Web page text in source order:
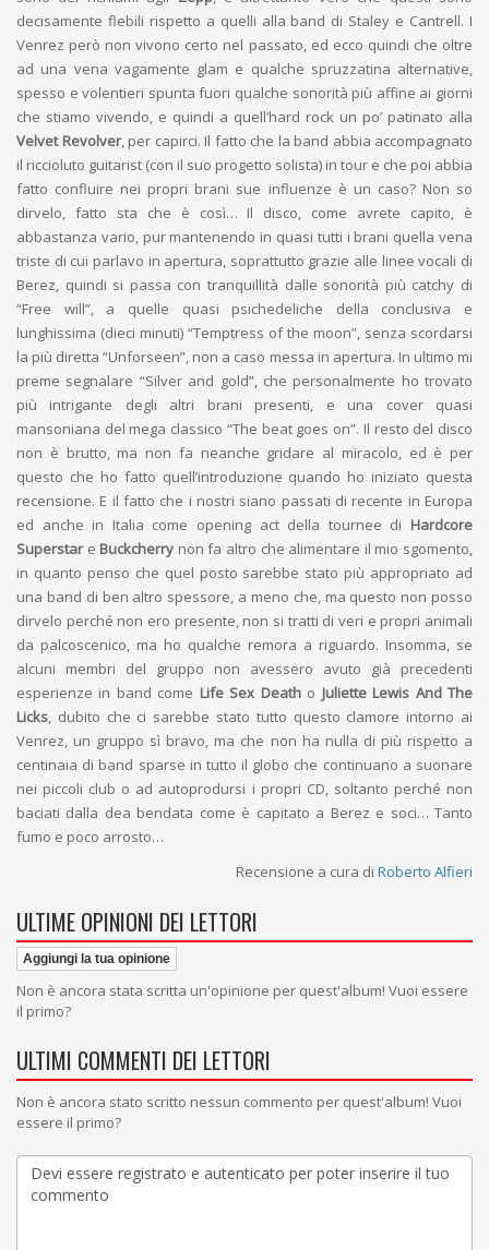
decisamente flebili rispetto a quelli alla band di Staley e Cantrell. I
Venrez però non vivono certo nel passato, ed ecco quindi che oltre
ad una vena vagamente glam e qualche spruzzatina alternative,
spesso e volentieri spunta fuori qualche sonorità più affine ai giorni
che stiamo vivendo, e quindi a quell’hard rock un po’ patinato alla
Velvet Revolver, per capirci. Il fatto che la band abbia accompagnato
il riccioluto guitarist (con il suo progetto solista) in tour e che poi abbia
fatto confluire nei propri brani sue influenze è un caso? Non so
dirvelo, fatto sta che è così… Il disco, come avrete capito, è
abbastanza vario, pur mantenendo in quasi tutti i brani quella vena
triste di cui parlavo in apertura, soprattutto grazie alle linee vocali di
Berez, quindi si passa con tranquillità dalle sonorità più catchy di
“Free will”, a quelle quasi psichedeliche della conclusiva e
lunghissima (dieci minuti) “Temptress of the moon”, senza scordarsi
la più diretta “Unforseen”, non a caso messa in apertura. In ultimo mi
preme segnalare “Silver and gold”, che personalmente ho trovato
più intrigante degli altri brani presenti, e una cover quasi
mansoniana del mega classico “The beat goes on”. Il resto del disco
non è brutto, ma non fa neanche gridare al miracolo, ed è per
questo che ho fatto quell’introduzione quando ho iniziato questa
recensione. E il fatto che i nostri siano passati di recente in Europa
ed anche in Italia come opening act della tournee di Hardcore
Superstare Buckcherry non fa altro che alimentare il mio sgomento,
in quanto penso che quel posto sarebbe stato più appropriato ad
una band di ben altro spessore, a meno che, ma questo non posso
dirvelo perché non ero presente, non si tratti di veri e propri animali
da palcoscenico, ma ho qualche remora a riguardo. Insomma, se
alcuni membri del gruppo non avessero avuto già precedenti
esperienze in band come Life Sex Deatho Juliette Lewis And The
Licks, dubito che ci sarebbe stato tutto questo clamore intorno ai
Venrez, un gruppo sì bravo, ma che non ha nulla di più rispetto a
centinaia di band sparse in tutto il globo che continuano a suonare
nei piccoli club o ad autoprodursi i propri CD, soltanto perché non
baciati dalla dea bendata come è capitato a Berez e soci… Tanto
fumo e poco arrosto…
Recensione a cura di Roberto Alfieri
ULTIME OPINIONI DEI LETTORI
Aggiungi la tua opinione
Non è ancora stata scritta un'opinione per quest'album! Vuoi essere
il primo?
ULTIMI COMMENTI DEI LETTORI
Non è ancora stato scritto nessun commento per quest'album! Vuoi
essere il primo?